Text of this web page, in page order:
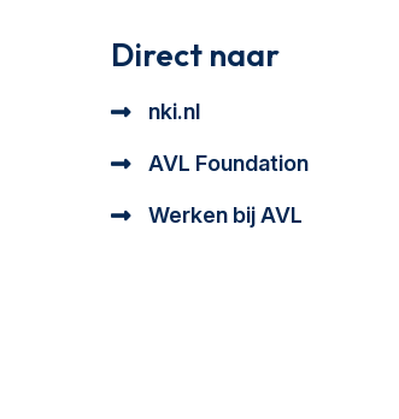
Direct naar
nki.nl
AVL Foundation
Werken bij AVL
Functioneel en analytisch cookie